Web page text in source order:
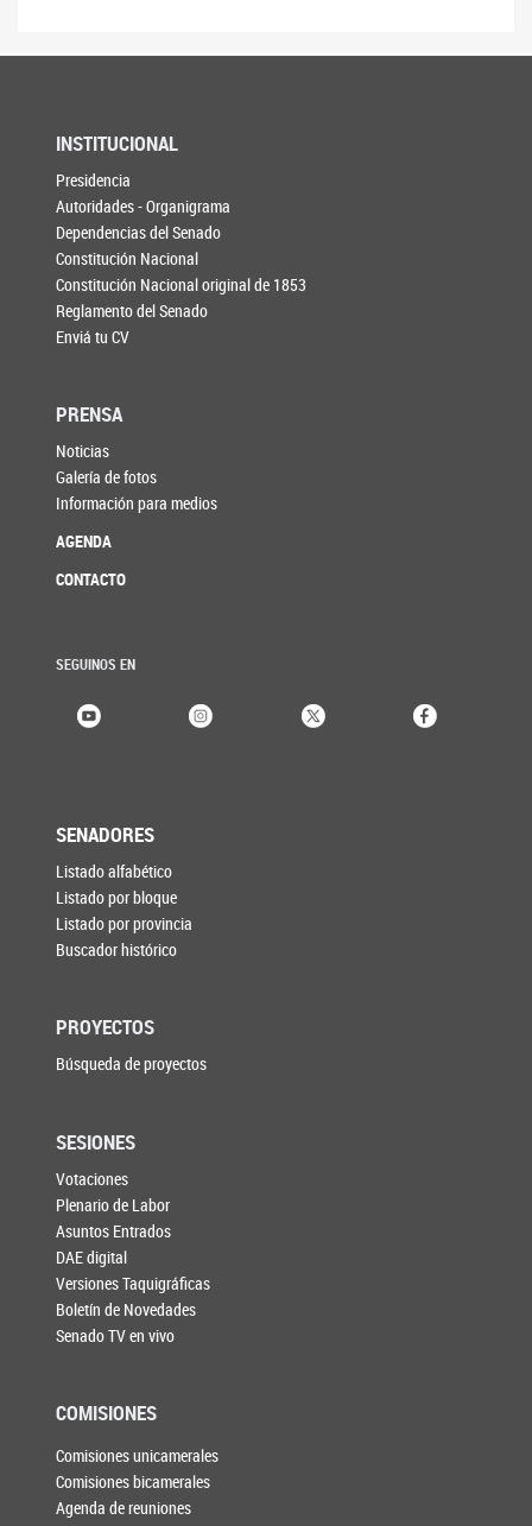
INSTITUCIONAL
Presidencia
Autoridades - Organigrama
Dependencias del Senado
Constitución Nacional
Constitución Nacional original de 1853
Reglamento del Senado
Enviá tu CV
PRENSA
Noticias
Galería de fotos
Información para medios
AGENDA
CONTACTO
SEGUINOS EN
SENADORES
Listado alfabético
Listado por bloque
Listado por provincia
Buscador histórico
PROYECTOS
Búsqueda de proyectos
SESIONES
Votaciones
Plenario de Labor
Asuntos Entrados
DAE digital
Versiones Taquigráficas
Boletín de Novedades
Senado TV en vivo
COMISIONES
Comisiones unicamerales
Comisiones bicamerales
Agenda de reuniones